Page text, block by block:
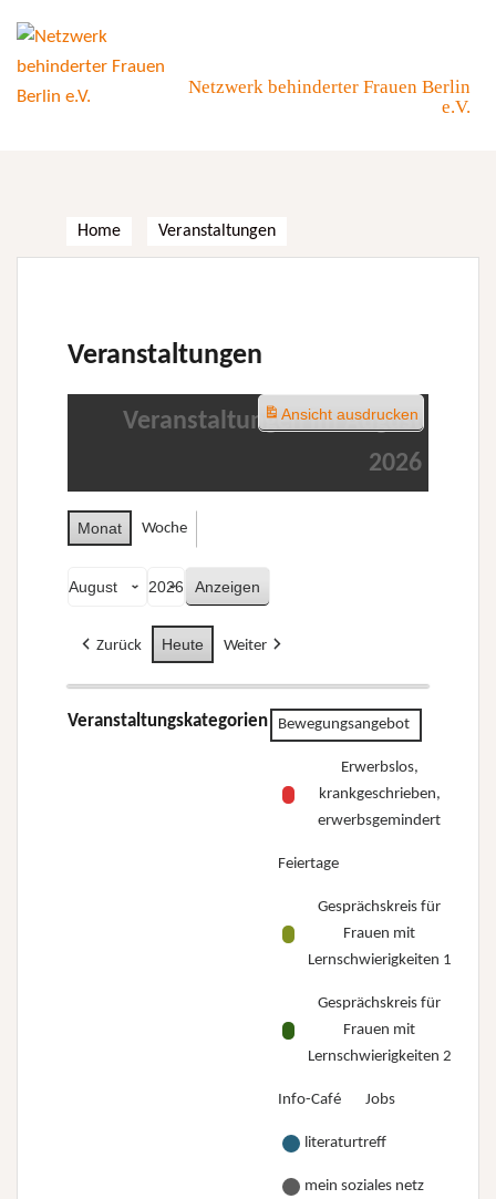
content
Netzwerk behinderter Frauen Berlin
e.V.
Home Veranstaltungen
Veranstaltungen
Veranstaltungen im August
2026
Monat Woche
Monat
Jahr
Zurück Heute Weiter
Veranstaltungskategorien Bewegungsangebot
Erwerbslos,
krankgeschrieben,
erwerbsgemindert
Feiertage
Gesprächskreis für
Frauen mit
Lernschwierigkeiten 1
Gesprächskreis für
Frauen mit
Lernschwierigkeiten 2
Info-Café Jobs
literaturtreff
mein soziales netz
Ansichtausdrucken